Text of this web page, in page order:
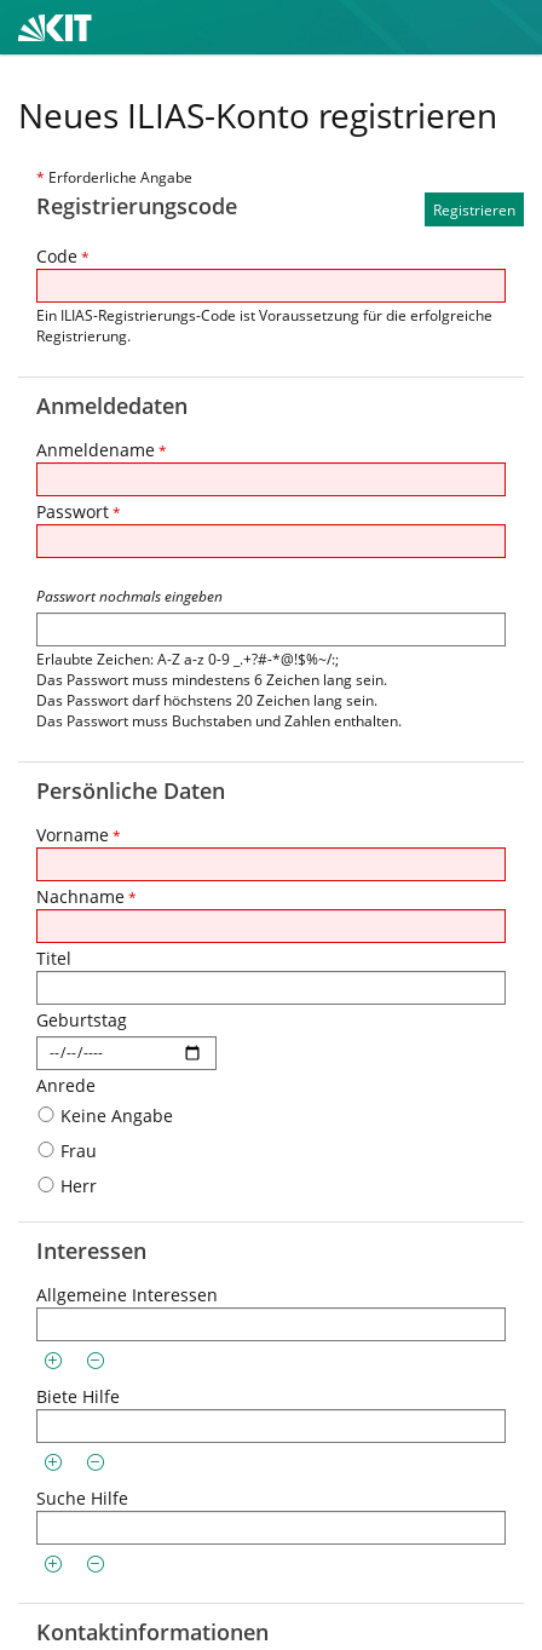
Neues ILIAS-Konto registrieren
* Erforderliche Angabe
Registrierungscode
Code*
Ein ILIAS-Registrierungs-Code ist Voraussetzung für die erfolgreiche
Registrierung.
Anmeldedaten
Anmeldename*
Passwort*
Passwort nochmals eingeben
Erlaubte Zeichen: A-Z a-z 0-9 _.+?#-*@!$%~/:;
Das Passwort muss mindestens 6 Zeichen lang sein.
Das Passwort darf höchstens 20 Zeichen lang sein.
Das Passwort muss Buchstaben und Zahlen enthalten.
Persönliche Daten
Vorname*
Nachname*
Titel
Geburtstag
Anrede
Keine Angabe
Frau
Herr
Interessen
Allgemeine Interessen
Biete Hilfe
Suche Hilfe
Kontaktinformationen